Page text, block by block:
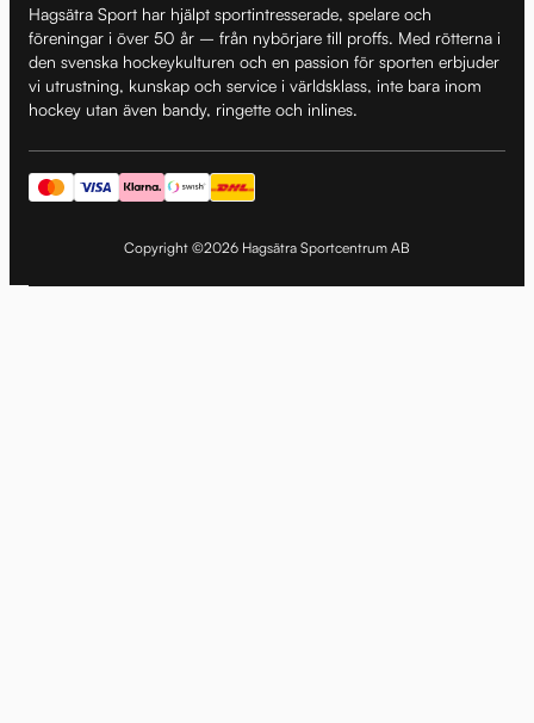
Hagsätra Sport har hjälpt sportintresserade, spelare och
föreningar i över 50 år – från nybörjare till proffs. Med rötterna i
den svenska hockeykulturen och en passion för sporten erbjuder
vi utrustning, kunskap och service i världsklass, inte bara inom
hockey utan även bandy, ringette och inlines.
Copyright ©2026 Hagsätra Sportcentrum AB